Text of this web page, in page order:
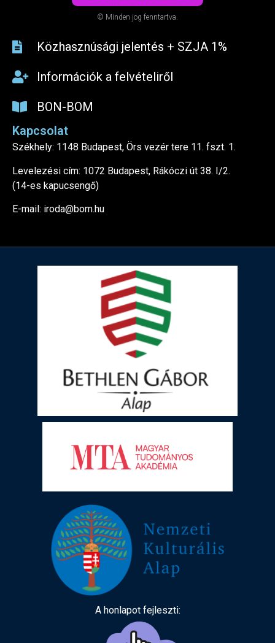
© Minden jog fenntartva.
Közhasznúsági jelentés + SZJA 1%​
Információk a felvételiről
BON-BOM
Kapcsolat
Székhely: 1148 Budapest, Örs vezér tere 11. fszt. 1.
Levelezési cím: 1072 Budapest, Rákóczi út 38. I/2.
(14-es kapucsengő)
E-mail: iroda@bom.hu
A honlapot fejleszti: